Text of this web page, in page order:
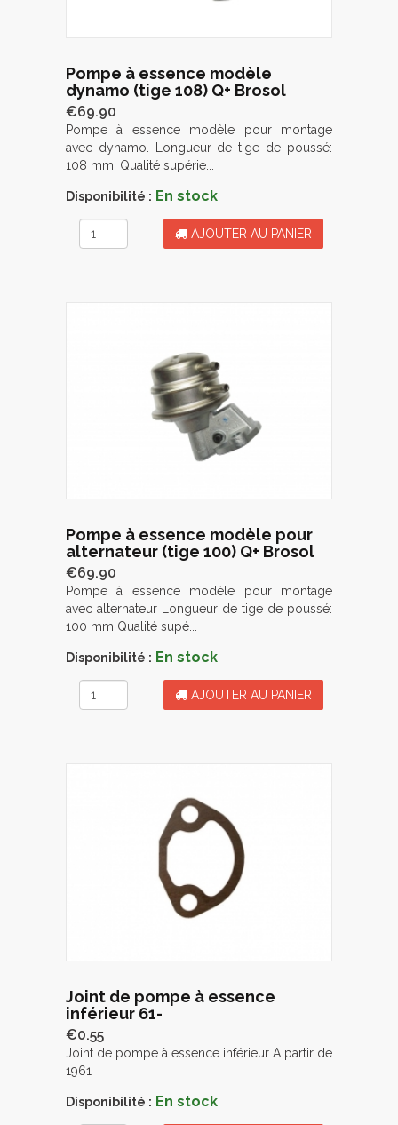
Pompe à essence modèle
dynamo (tige 108) Q+ Brosol
€69.90
Pompe à essence modèle pour montage
avec dynamo. Longueur de tige de poussé:
108 mm. Qualité supérie...
Disponibilité : En stock
AJOUTER AU PANIER
Pompe à essence modèle pour
alternateur (tige 100) Q+ Brosol
€69.90
Pompe à essence modèle pour montage
avec alternateur Longueur de tige de poussé:
100 mm Qualité supé...
Disponibilité : En stock
AJOUTER AU PANIER
Joint de pompe à essence
inférieur 61-
€0.55
Joint de pompe à essence inférieur A partir de
1961
Disponibilité : En stock